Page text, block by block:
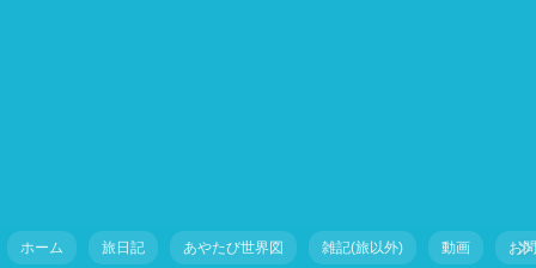
ホーム 旅日記 あやたび世界図 雑記(旅以外) 動画 お